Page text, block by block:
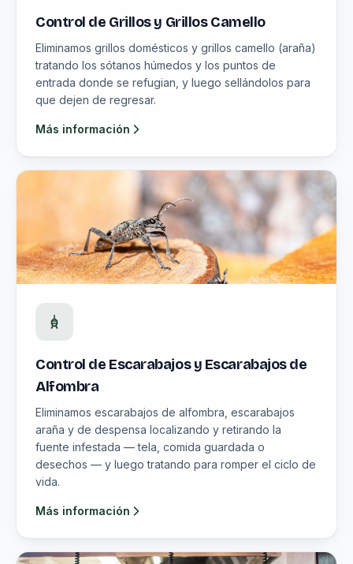
Control de Grillos y Grillos Camello
Eliminamos grillos domésticos y grillos camello (araña)
tratando los sótanos húmedos y los puntos de
entrada donde se refugian, y luego sellándolos para
que dejen de regresar.
Más información
Control de Escarabajos y Escarabajos de
Alfombra
Eliminamos escarabajos de alfombra, escarabajos
araña y de despensa localizando y retirando la
fuente infestada — tela, comida guardada o
desechos — y luego tratando para romper el ciclo de
vida.
Más información